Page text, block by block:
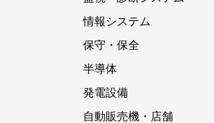
情報システム
保守・保全
半導体
発電設備
自動販売機・店舗